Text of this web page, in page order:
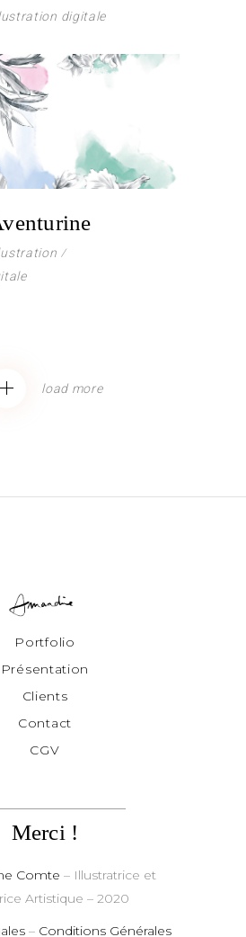
digitale
load more
Portfolio
Présentation
Clients
Contact
CGV
Merci !
Comte – Illustratrice et
Artistique – 2020
– Conditions Générales